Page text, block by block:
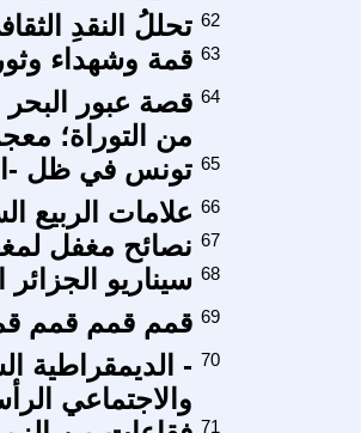
تحللُ النقدِ 62
قمة وشهداء 63
قصة عبور
من التوراة؛
64
تونس في ظل - 65
علامات الربيع 66
نصائح مغفل 67
سيناريو 68
قمم قمم قمم 69
- الديمقراطية
والاجتماعي
70
71